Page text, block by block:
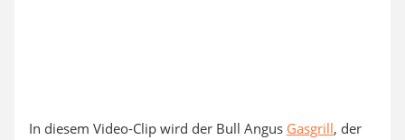
In diesem Video-Clip wird der Bull Angus Gasgrill, der